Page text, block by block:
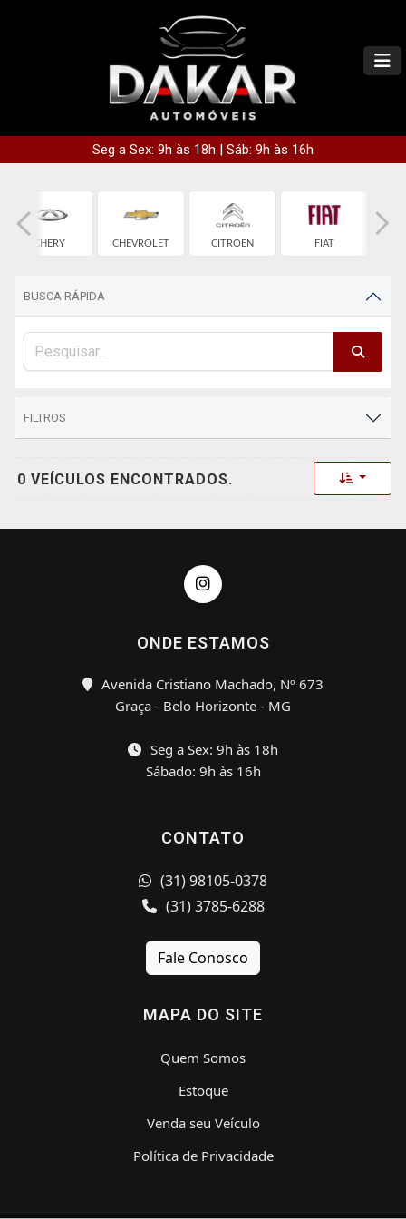
Seg a Sex: 9h às 18h | Sáb: 9h às 16h
CHERY CHEVROLET CITROEN FIAT
BUSCA RÁPIDA
FILTROS
0 VEÍCULOS ENCONTRADOS. Toggle
ONDE ESTAMOS
Avenida Cristiano Machado, Nº 673
Graça - Belo Horizonte - MG
Seg a Sex: 9h às 18h
Sábado: 9h às 16h
CONTATO
(31) 98105-0378
(31) 3785-6288
Fale Conosco
MAPA DO SITE
Quem Somos
Estoque
Venda seu Veículo
Política de Privacidade